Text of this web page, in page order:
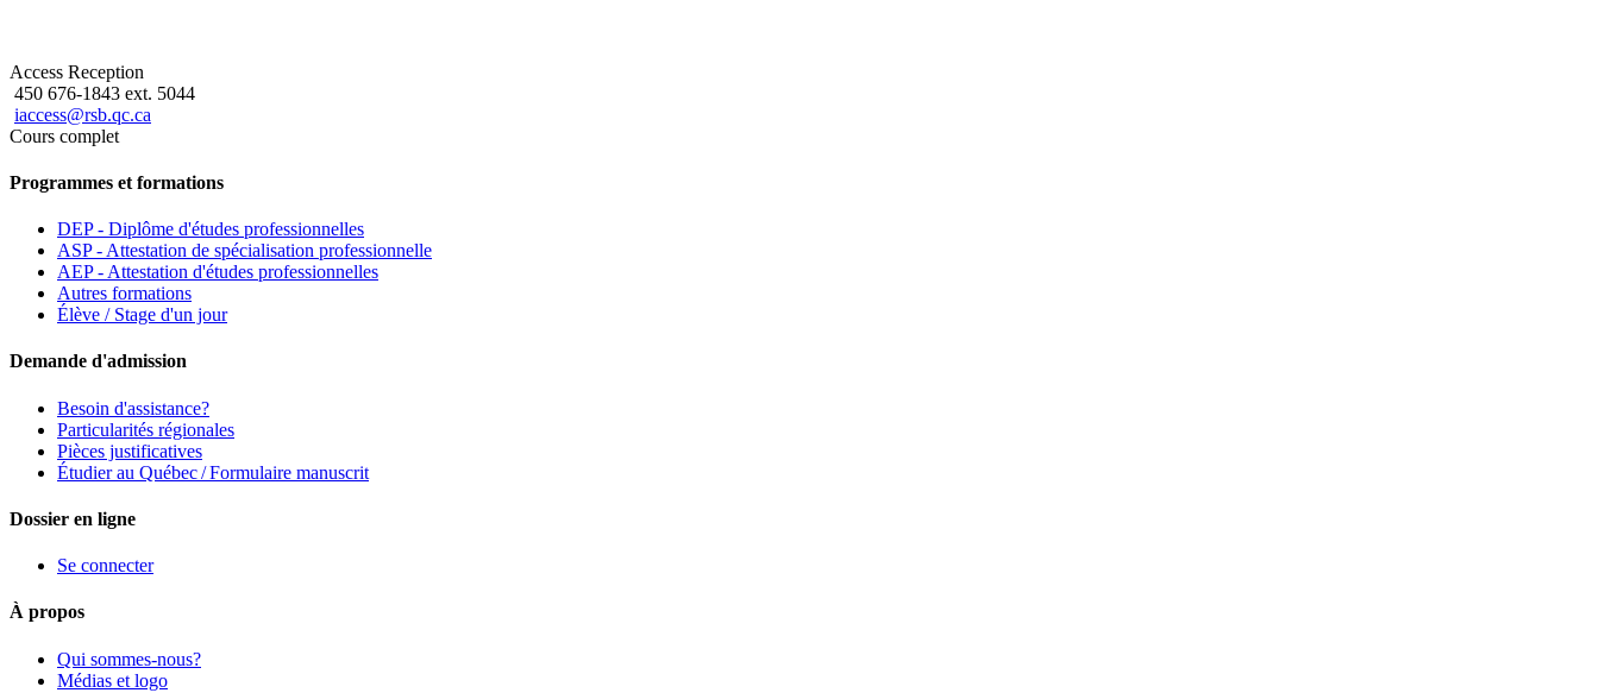
Access Reception
450 676-1843 ext. 5044
iaccess@rsb.qc.ca
Cours complet
Programmes et formations
DEP - Diplôme d'études professionnelles
ASP - Attestation de spécialisation professionnelle
AEP - Attestation d'études professionnelles
Autres formations
Élève / Stage d'un jour
Demande d'admission
Besoin d'assistance?
Particularités régionales
Pièces justificatives
Étudier au Québec / Formulaire manuscrit
Dossier en ligne
Se connecter
À propos
Qui sommes-nous?
Médias et logo